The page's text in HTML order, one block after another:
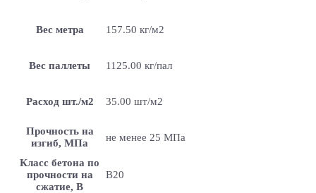
Вес метра 157.50 кг/м2
Вес паллеты 1125.00 кг/пал
Расход шт./м2 35.00 шт/м2
Прочность на
изгиб, МПа
не менее 25 МПа
Класс бетона по
прочности на
сжатие, В
B20